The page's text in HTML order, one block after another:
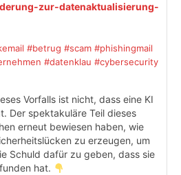
zur-datenaktualisierung-
#betrug #scam #phishingmail
#datenklau #cybersecurity
Vorfalls ist nicht, dass eine KI
Der spektakuläre Teil dieses
erneut bewiesen haben, wie
zu erzeugen, um
Schuld dafür zu geben, dass sie
hat.